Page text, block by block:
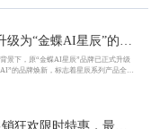
级为“金蝶AI星辰”的官
景下，原“金蝶AI星辰”品牌已正式升级
的品牌焕新，标志着星辰系列产品全面
狂欢限时特惠，最高